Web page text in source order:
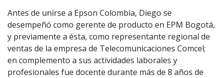
Antes de unirse a Epson Colombia, Diego se
desempeñó como gerente de producto en EPM Bogotá,
y previamente a ésta, como representante regional de
ventas de la empresa de Telecomunicaciones Comcel;
en complemento a sus actividades laborales y
profesionales fue docente durante más de 8 años de